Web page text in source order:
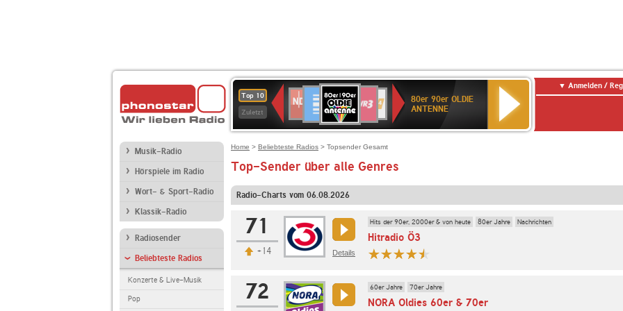
Top 10
Zuletzt
Deutschlandfunk
80er
90er
OLDIE
ANTENNE
SWR3
SWR
Kultur
NDR
2
80er 90er OLDIE
ANTENNE
Anmelden /
Musik-Radio
Hörspiele im Radio
Wort- & Sport-Radio
Klassik-Radio
Radiosender
Beliebteste Radios
Konzerte & Live-Musik
Pop
Home > Beliebteste Radios > Topsender Gesamt
Top-Sender über alle Genres
Radio-Charts vom 06.08.2026
71
+14 Details
Hits der 90er, 2000er & von heute 80er Jahre Nachrichten
Hitradio Ö3
72 60er Jahre 70er Jahre
NORA Oldies 60er & 70er